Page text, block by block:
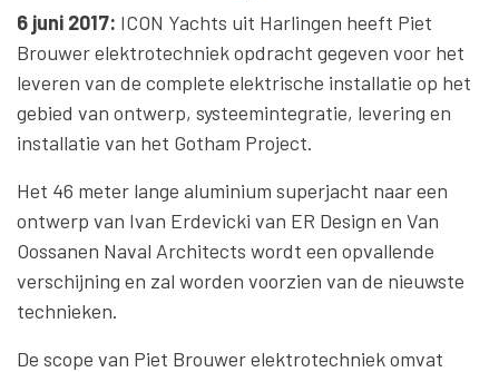
6 juni 2017: ICON Yachts uit Harlingen heeft Piet
Brouwer elektrotechniek opdracht gegeven voor het
leveren van de complete elektrische installatie op het
gebied van ontwerp, systeemintegratie, levering en
installatie van het Gotham Project.
Het 46 meter lange aluminium superjacht naar een
ontwerp van Ivan Erdevicki van ER Design en Van
Oossanen Naval Architects wordt een opvallende
verschijning en zal worden voorzien van de nieuwste
technieken.
De scope van Piet Brouwer elektrotechniek omvat